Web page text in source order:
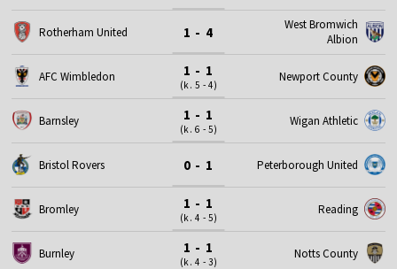
Rotherham United 1 - 4
West Bromwich
Albion
AFC Wimbledon 1 - 1
(k. 5 - 4)
Newport County
Barnsley 1 - 1
(k. 6 - 5)
Wigan Athletic
Bristol Rovers 0 - 1 Peterborough United
Bromley 1 - 1
(k. 4 - 5)
Reading
Burnley 1 - 1
(k. 4 - 3)
Notts County